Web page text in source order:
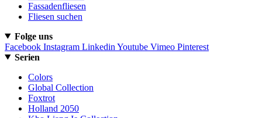
Fassadenfliesen
Fliesen suchen
Folge uns
Facebook Instagram Linkedin Youtube Vimeo Pinterest
Serien
Colors
Global Collection
Foxtrot
Holland 2050